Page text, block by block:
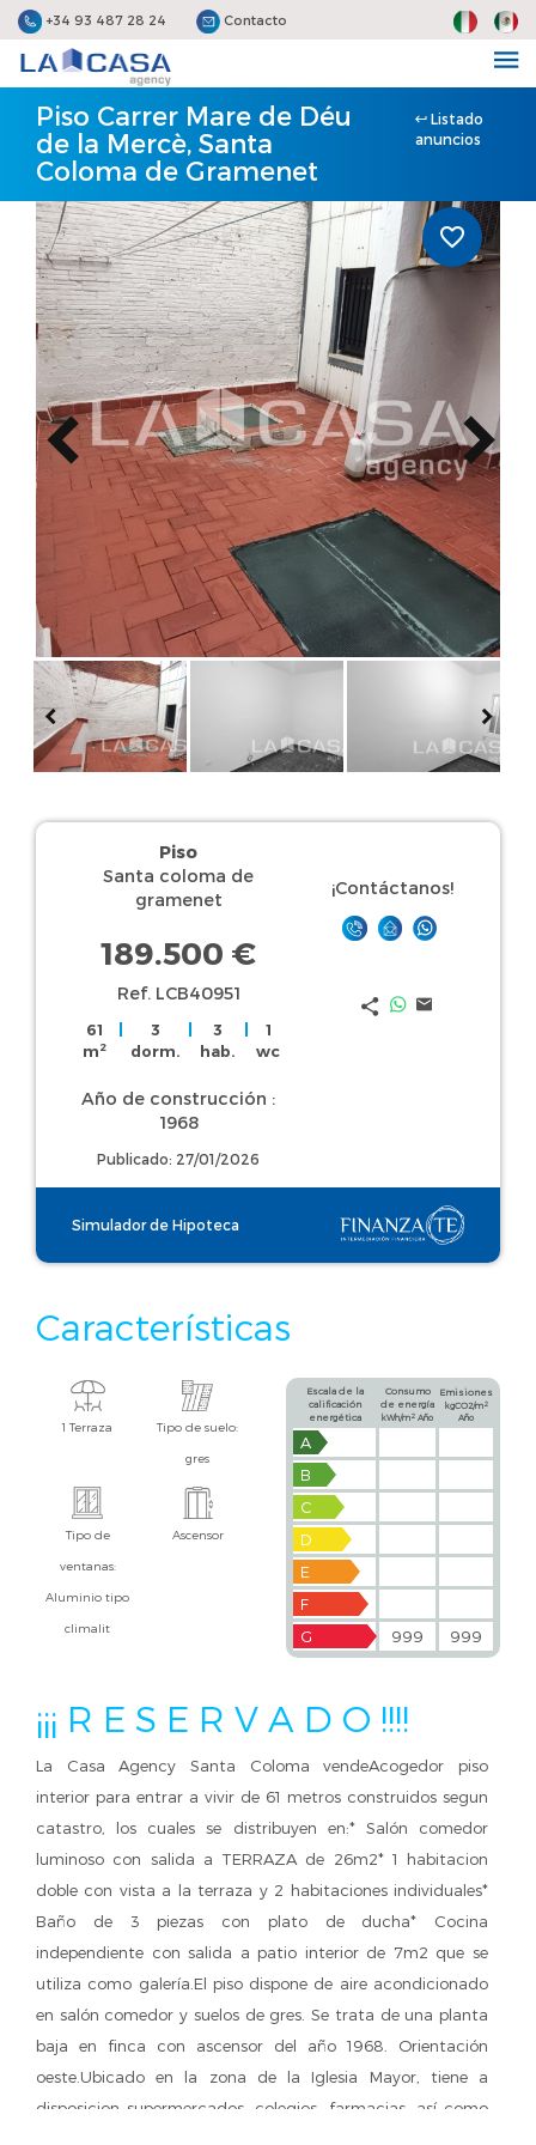
+34 93 487 28 24 Contacto
Piso Carrer Mare de Déu
de la Mercè, Santa
Coloma de Gramenet
Listado
anuncios
Piso
Santa coloma de
gramenet
189.500 €
Ref. LCB40951
61
m2
3
dorm.
3
hab.
1
wc
Año de construcción :
1968
Publicado: 27/01/2026
¡Contáctanos!
Simulador de Hipoteca
Características
1 Terraza Tipo de suelo:
gres
Tipo de
ventanas:
Aluminio tipo
climalit
Ascensor
Escala de la
calificación
energética
Consumo
de energía
kWh/m2 Año
Emisiones
kgCO2/m2
Año
A
B
C
D
E
F
G
999 999
¡¡¡ R E S E R V A D O !!!!
La Casa Agency Santa Coloma vendeAcogedor piso
interior para entrar a vivir de 61 metros construidos segun
catastro, los cuales se distribuyen en:* Salón comedor
luminoso con salida a TERRAZA de 26m2* 1 habitacion
doble con vista a la terraza y 2 habitaciones individuales*
Baño de 3 piezas con plato de ducha* Cocina
independiente con salida a patio interior de 7m2 que se
utiliza como galería.El piso dispone de aire acondicionado
en salón comedor y suelos de gres. Se trata de una planta
baja en finca con ascensor del año 1968. Orientación
oeste.Ubicado en la zona de la Iglesia Mayor, tiene a
disposicion supermercados, colegios, farmacias, así como